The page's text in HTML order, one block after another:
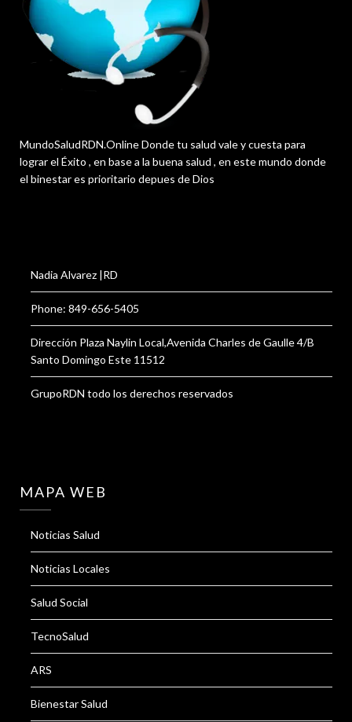
MundoSaludRDN.Online Donde tu salud vale y cuesta para
lograr el Éxito , en base a la buena salud , en este mundo donde
el binestar es prioritario depues de Dios
Nadia Alvarez |RD
Phone: 849-656-5405
Dirección Plaza Naylin Local,Avenida Charles de Gaulle 4/B
Santo Domingo Este 11512
GrupoRDN todo los derechos reservados
MAPA WEB
Noticias Salud
Noticias Locales
Salud Social
TecnoSalud
ARS
Bienestar Salud